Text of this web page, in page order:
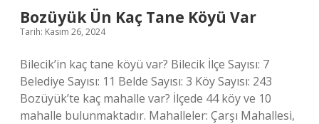
Bozüyük Ün Kaç Tane Köyü Var
Tarih: Kasım 26, 2024
Bilecik’in kaç tane köyü var? Bilecik İlçe Sayısı: 7
Belediye Sayısı: 11 Belde Sayısı: 3 Köy Sayısı: 243
Bozüyük’te kaç mahalle var? İlçede 44 köy ve 10
mahalle bulunmaktadır. Mahalleler: Çarşı Mahallesi,